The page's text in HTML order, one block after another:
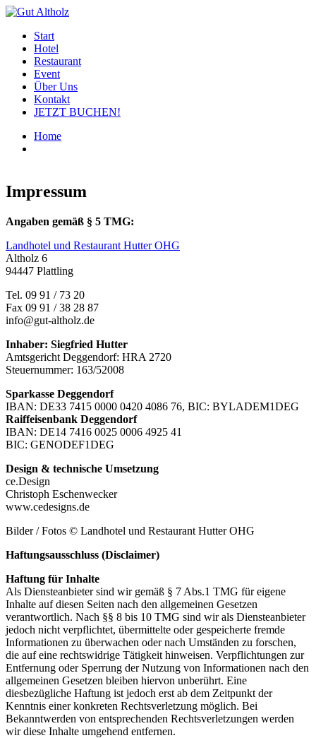
Start
Hotel
Restaurant
Event
Über Uns
Kontakt
JETZT BUCHEN!
Home
Impressum
Angaben gemäß § 5 TMG:
Landhotel und Restaurant Hutter OHG
Altholz 6
94447 Plattling
Tel. 09 91 / 73 20
Fax 09 91 / 38 28 87
info@gut-altholz.de
Inhaber: Siegfried Hutter
Amtsgericht Deggendorf: HRA 2720
Steuernummer: 163/52008
Sparkasse Deggendorf
IBAN: DE33 7415 0000 0420 4086 76, BIC: BYLADEM1DEG
Raiffeisenbank Deggendorf
IBAN: DE14 7416 0025 0006 4925 41
BIC: GENODEF1DEG
Design & technische Umsetzung
ce.Design
Christoph Eschenwecker
www.cedesigns.de
Bilder / Fotos © Landhotel und Restaurant Hutter OHG
Haftungsausschluss (Disclaimer)
Haftung für Inhalte
Als Diensteanbieter sind wir gemäß § 7 Abs.1 TMG für eigene
Inhalte auf diesen Seiten nach den allgemeinen Gesetzen
verantwortlich. Nach §§ 8 bis 10 TMG sind wir als Diensteanbieter
jedoch nicht verpflichtet, übermittelte oder gespeicherte fremde
Informationen zu überwachen oder nach Umständen zu forschen,
die auf eine rechtswidrige Tätigkeit hinweisen. Verpflichtungen zur
Entfernung oder Sperrung der Nutzung von Informationen nach den
allgemeinen Gesetzen bleiben hiervon unberührt. Eine
diesbezügliche Haftung ist jedoch erst ab dem Zeitpunkt der
Kenntnis einer konkreten Rechtsverletzung möglich. Bei
Bekanntwerden von entsprechenden Rechtsverletzungen werden
wir diese Inhalte umgehend entfernen.